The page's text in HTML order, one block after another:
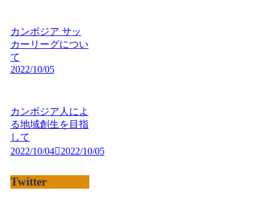
カンボジア サッ
カーリーグについ
て
2022/10/05
カンボジア人によ
る地域創生を目指
して
2022/10/04
2022/10/05
Twitter